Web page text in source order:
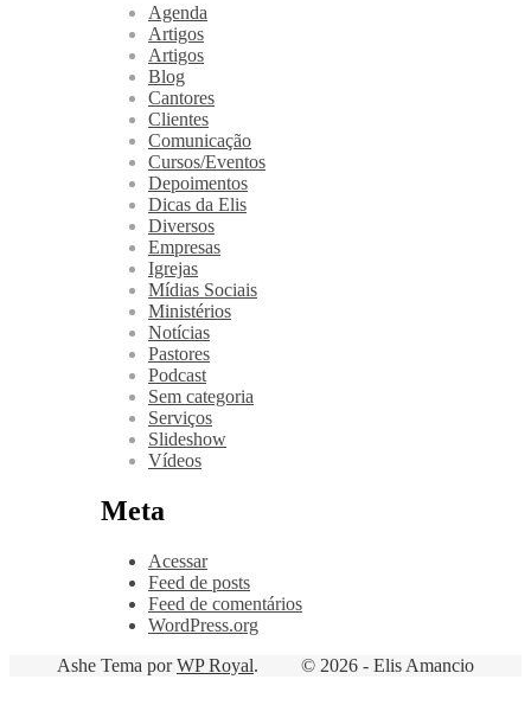
Agenda
Artigos
Artigos
Blog
Cantores
Clientes
Comunicação
Cursos/Eventos
Depoimentos
Dicas da Elis
Diversos
Empresas
Igrejas
Mídias Sociais
Ministérios
Notícias
Pastores
Podcast
Sem categoria
Serviços
Slideshow
Vídeos
Meta
Acessar
Feed de posts
Feed de comentários
WordPress.org
© 2026 - Elis Amancio
Ashe Tema porWP Royal.